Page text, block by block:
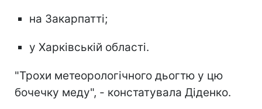
на Закарпатті;
у Харківській області.
"Трохи метеорологічного дьогтю у цю
бочечку меду", - констатувала Діденко.